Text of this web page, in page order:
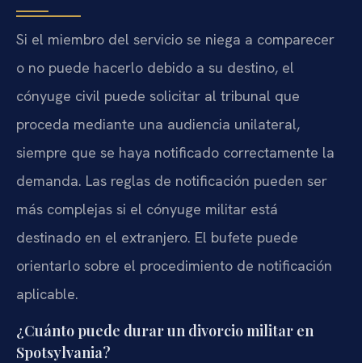
Si el miembro del servicio se niega a comparecer
o no puede hacerlo debido a su destino, el
cónyuge civil puede solicitar al tribunal que
proceda mediante una audiencia unilateral,
siempre que se haya notificado correctamente la
demanda. Las reglas de notificación pueden ser
más complejas si el cónyuge militar está
destinado en el extranjero. El bufete puede
orientarlo sobre el procedimiento de notificación
aplicable.
¿Cuánto puede durar un divorcio militar en
Spotsylvania?